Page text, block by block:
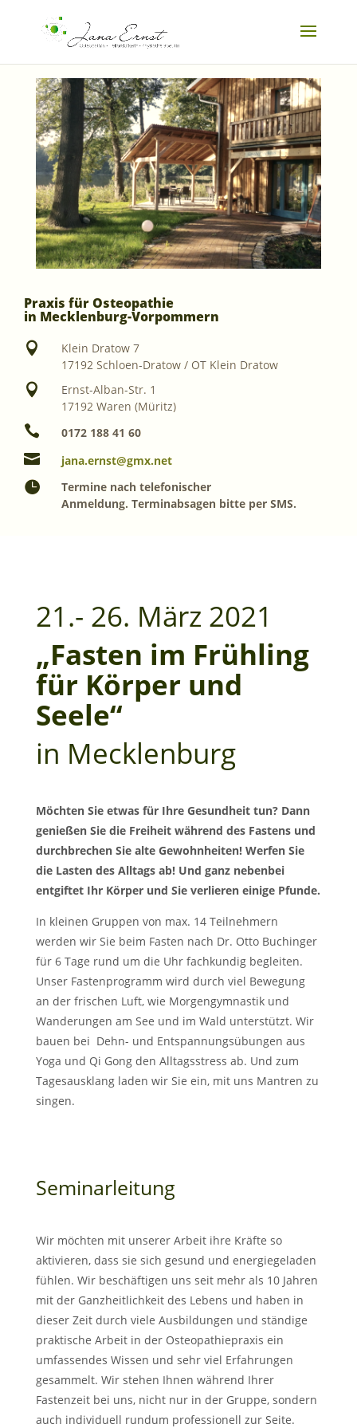
Praxis für Osteopathie
in Mecklenburg-Vorpommern

Klein Dratow 7
17192 Schloen-Dratow / OT Klein Dratow

Ernst-Alban-Str. 1
17192 Waren (Müritz)
 0172 188 41 60
 jana.ernst@gmx.net

Termine nach telefonischer
Anmeldung. Terminabsagen bitte per SMS.
21.- 26. März 2021
„Fasten im Frühling
für Körper und
Seele“
in Mecklenburg
Möchten Sie etwas für Ihre Gesundheit tun? Dann
genießen Sie die Freiheit während des Fastens und
durchbrechen Sie alte Gewohnheiten! Werfen Sie
die Lasten des Alltags ab! Und ganz nebenbei
entgiftet Ihr Körper und Sie verlieren einige Pfunde.
In kleinen Gruppen von max. 14 Teilnehmern
werden wir Sie beim Fasten nach Dr. Otto Buchinger
für 6 Tage rund um die Uhr fachkundig begleiten.
Unser Fastenprogramm wird durch viel Bewegung
an der frischen Luft, wie Morgengymnastik und
Wanderungen am See und im Wald unterstützt. Wir
bauen bei Dehn- und Entspannungsübungen aus
Yoga und Qi Gong den Alltagsstress ab. Und zum
Tagesausklang laden wir Sie ein, mit uns Mantren zu
singen.
Seminarleitung
Wir möchten mit unserer Arbeit ihre Kräfte so
aktivieren, dass sie sich gesund und energiegeladen
fühlen. Wir beschäftigen uns seit mehr als 10 Jahren
mit der Ganzheitlichkeit des Lebens und haben in
dieser Zeit durch viele Ausbildungen und ständige
praktische Arbeit in der Osteopathiepraxis ein
umfassendes Wissen und sehr viel Erfahrungen
gesammelt. Wir stehen Ihnen während Ihrer
Fastenzeit bei uns, nicht nur in der Gruppe, sondern
auch individuell rundum professionell zur Seite.